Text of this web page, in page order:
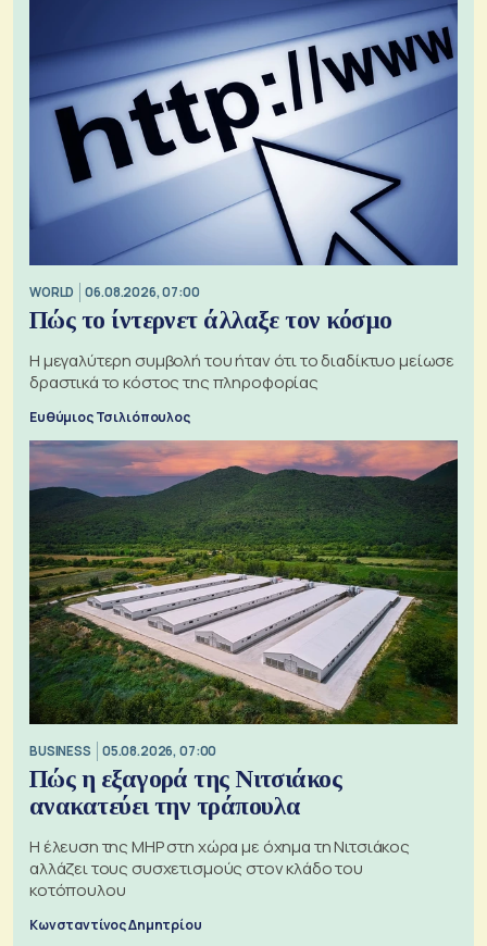
WORLD 06.08.2026, 07:00
Πώς το ίντερνετ άλλαξε τον κόσμο
Η μεγαλύτερη συμβολή του ήταν ότι το διαδίκτυο μείωσε
δραστικά το κόστος της πληροφορίας
Ευθύμιος Τσιλιόπουλος
BUSINESS 05.08.2026, 07:00
Πώς η εξαγορά της Νιτσιάκος
ανακατεύει την τράπουλα
H έλευση της MHP στη χώρα με όχημα τη Νιτσιάκος
αλλάζει τους συσχετισμούς στον κλάδο του
κοτόπουλου
Κωνσταντίνος Δημητρίου